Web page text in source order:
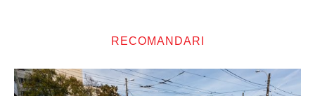
RECOMANDARI